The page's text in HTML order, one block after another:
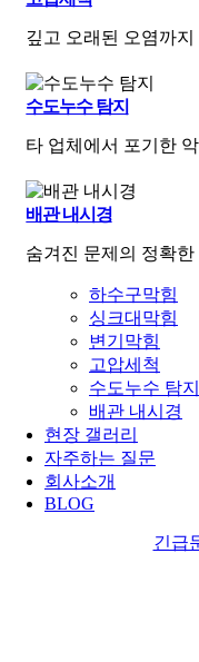
깊고 오래된 오염까지
수도누수 탐지
타 업체에서 포기한
배관 내시경
숨겨진 문제의 정확한
하수구막힘
싱크대막힘
변기막힘
고압세척
수도누수 탐지
배관 내시경
현장 갤러리
자주하는 질문
회사소개
BLOG
긴급